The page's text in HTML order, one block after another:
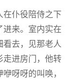
仆役陪侍之下
进来。室内实在
看去，见那老人
走进房门，他转
呀呀的叫唤，